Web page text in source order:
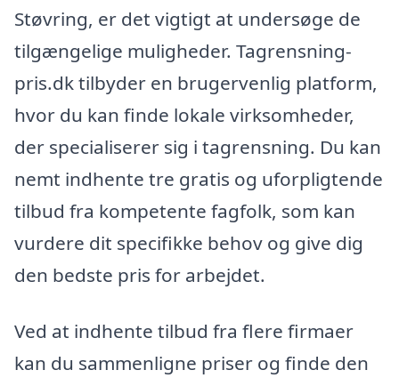
Støvring, er det vigtigt at undersøge de
tilgængelige muligheder. Tagrensning-
pris.dk tilbyder en brugervenlig platform,
hvor du kan finde lokale virksomheder,
der specialiserer sig i tagrensning. Du kan
nemt indhente tre gratis og uforpligtende
tilbud fra kompetente fagfolk, som kan
vurdere dit specifikke behov og give dig
den bedste pris for arbejdet.
Ved at indhente tilbud fra flere firmaer
kan du sammenligne priser og finde den